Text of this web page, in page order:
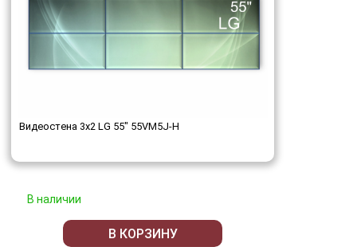
Видеостена 3x2 LG 55" 55VM5J-H
В наличии
В КОРЗИНУ